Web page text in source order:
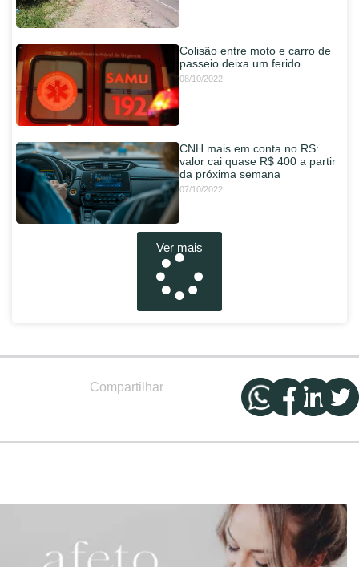
Colisão entre moto e carro de
passeio deixa um ferido
08/10/2022
CNH mais em conta no RS:
valor cai quase R$ 400 a partir
da próxima semana
07/10/2022
Ver mais
Compartilhar